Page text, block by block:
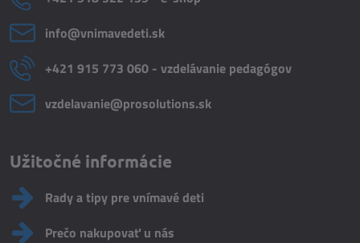
info​@vnimavedeti​.sk
+421 915 773 060 - vzdelávanie pedagógov
vzdelavanie​@prosolutions​.sk
Užitočné informácie
Rady a tipy pre vnímavé deti
Prečo nakupovať u nás